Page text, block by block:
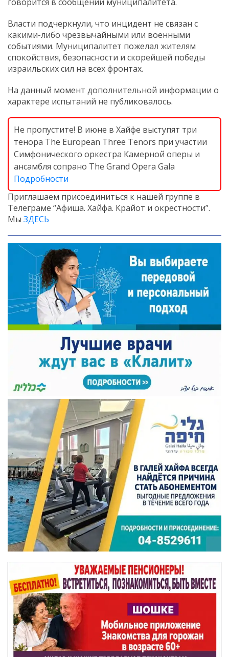
Власти подчеркнули, что инцидент не связан с
какими-либо чрезвычайными или военными
событиями. Муниципалитет пожелал жителям
спокойствия, безопасности и скорейшей победы
израильских сил на всех фронтах.
На данный момент дополнительной информации о
характере испытаний не публиковалось.
Не пропустите! В июне в Хайфе выступят три
тенора The European Three Tenors при участии
Симфонического оркестра Камерной оперы и
ансамбля сопрано The Grand Opera Gala
Подробности
Приглашаем присоединиться к нашей группе в
Телеграме “Афиша. Хайфа. Крайот и окрестности”.
Мы ЗДЕСЬ